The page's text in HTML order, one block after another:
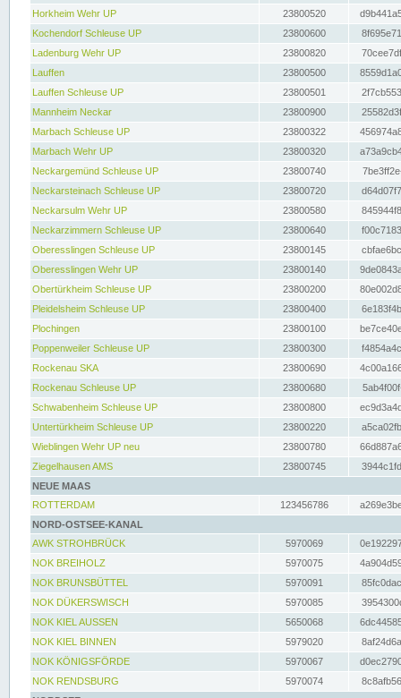
Horkheim Wehr UP
23800520
Kochendorf Schleuse UP
23800600
Ladenburg Wehr UP
23800820
Lauffen
23800500
Lauffen Schleuse UP
23800501
Mannheim Neckar
23800900
Marbach Schleuse UP
23800322
Marbach Wehr UP
23800320
Neckargemünd Schleuse UP
23800740
Neckarsteinach Schleuse UP
23800720
Neckarsulm Wehr UP
23800580
Neckarzimmern Schleuse UP
23800640
Oberesslingen Schleuse UP
23800145
Oberesslingen Wehr UP
23800140
Obertürkheim Schleuse UP
23800200
Pleidelsheim Schleuse UP
23800400
Plochingen
23800100
Poppenweiler Schleuse UP
23800300
Rockenau SKA
23800690
Rockenau Schleuse UP
23800680
Schwabenheim Schleuse UP
23800800
Untertürkheim Schleuse UP
23800220
Wieblingen Wehr UP neu
23800780
Ziegelhausen AMS
23800745
NEUE MAAS
ROTTERDAM
123456786
NORD-OSTSEE-KANAL
AWK STROHBRÜCK
5970069
NOK BREIHOLZ
5970075
NOK BRUNSBÜTTEL
5970091
NOK DÜKERSWISCH
5970085
NOK KIEL AUSSEN
5650068
NOK KIEL BINNEN
5979020
NOK KÖNIGSFÖRDE
5970067
NOK RENDSBURG
5970074